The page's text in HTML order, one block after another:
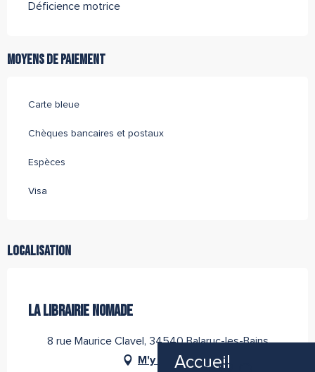
Accueil
Déficience motrice
Moyens de paiement
Carte bleue
Chèques bancaires et postaux
Espèces
Visa
Localisation
LA LIBRAIRIE NOMADE
8 rue Maurice Clavel, 34540 Balaruc-les-Bains
M'y rendre